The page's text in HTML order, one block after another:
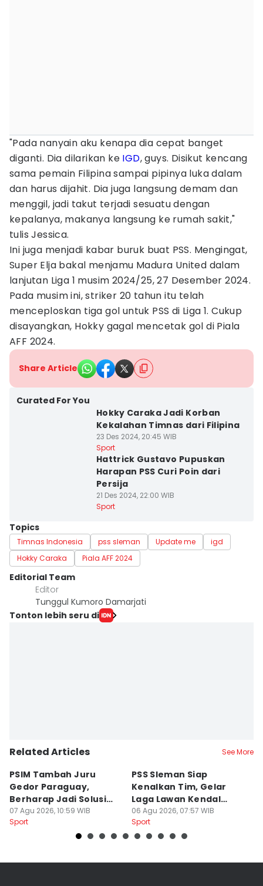
"Pada nanyain aku kenapa dia cepat banget
diganti. Dia dilarikan ke IGD, guys. Disikut kencang
sama pemain Filipina sampai pipinya luka dalam
dan harus dijahit. Dia juga langsung demam dan
menggil, jadi takut terjadi sesuatu dengan
kepalanya, makanya langsung ke rumah sakit,"
tulis Jessica.
Ini juga menjadi kabar buruk buat PSS. Mengingat,
Super Elja bakal menjamu Madura United dalam
lanjutan Liga 1 musim 2024/25, 27 Desember 2024.
Pada musim ini, striker 20 tahun itu telah
menceploskan tiga gol untuk PSS di Liga 1. Cukup
disayangkan, Hokky gagal mencetak gol di Piala
AFF 2024.
Share Article
Curated For You
Hokky Caraka Jadi Korban
Kekalahan Timnas dari Filipina
23 Des 2024, 20:45 WIB
Sport
Hattrick Gustavo Pupuskan
Harapan PSS Curi Poin dari
Persija
21 Des 2024, 22:00 WIB
Sport
Topics
Timnas Indonesia pss sleman Update me
igd
Hokky Caraka
Piala AFF 2024
Editorial Team
Editor
Tunggul Kumoro Damarjati
Tonton lebih seru di
Related Articles See More
PSIM Tambah Juru
Gedor Paraguay,
Berharap Jadi Solusi
Minimnya Pencetak Gol
07 Agu 2026, 10:59 WIB
Sport
PSS Sleman Siap
Kenalkan Tim, Gelar
Laga Lawan Kendal
Tornado FC
06 Agu 2026, 07:57 WIB
Sport